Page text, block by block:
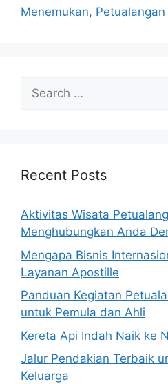
Menemukan, Petualangan
Search
for:
Recent Posts
Aktivitas Wisata
Menghubungkan Anda
Mengapa Bisnis
Layanan Apostille
Panduan Kegiatan
untuk Pemula dan Ahli
Kereta Api Indah Naik ke
Jalur Pendakian Terbaik
Keluarga